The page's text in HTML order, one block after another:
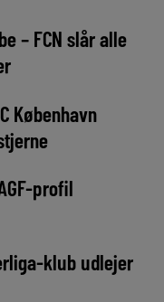
– FCN slår alle
København
profil
klub udlejer